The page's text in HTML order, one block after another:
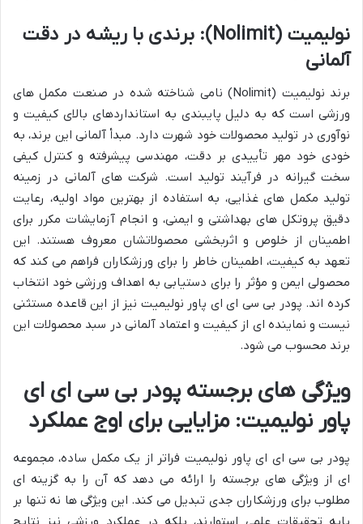
نولیمیت (Nolimit): برندی با ریشه در دقت
آلمانی
برند نولیمیت (Nolimit) نامی شناخته شده در صنعت مکمل های
ورزشی است که به دلیل پایبندی به استانداردهای بالای کیفیت و
نوآوری در تولید محصولات خود شهرت دارد. مبدأ آلمانی این برند، به
خودی خود مهر تأییدی بر دقت، مهندسی پیشرفته و کنترل کیفی
سخت گیرانه در فرآیند تولید است. شرکت های آلمانی در زمینه
تولید مکمل های غذایی، به استفاده از بهترین مواد اولیه، رعایت
دقیق پروتکل های بهداشتی و ایمنی، و انجام آزمایشات مکرر برای
اطمینان از خلوص و اثربخشی محصولاتشان معروف هستند. این
تعهد به کیفیت، اطمینان خاطر را برای ورزشکاران فراهم می کند که
محصولی ایمن و مؤثر را برای دستیابی به اهداف ورزشی خود انتخاب
کرده اند. پودر بی سی ای ای پاور نولیمیت نیز از این قاعده مستثنی
نیست و نماینده ای از کیفیت و اعتماد آلمانی در سبد محصولات این
برند محسوب می شود.
ویژگی های برجسته پودر بی سی ای ای
پاور نولیمیت: مزایایی برای اوج عملکرد
پودر بی سی ای ای پاور نولیمیت فراتر از یک مکمل ساده، مجموعه
ای از ویژگی های برجسته را ارائه می دهد که آن را به گزینه ای
مطلوب برای ورزشکاران جدی تبدیل می کند. این ویژگی ها نه تنها بر